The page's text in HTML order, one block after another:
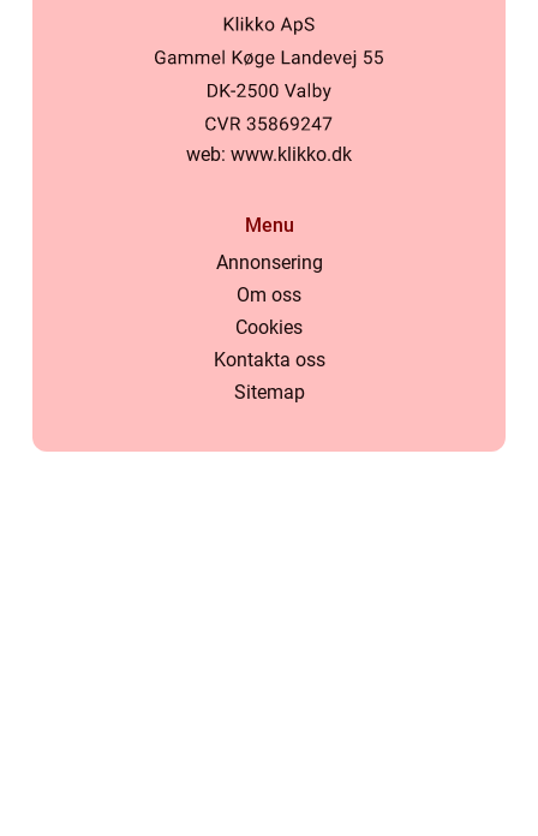
web: www.klikko.dk
Menu
Annonsering
Om oss
Cookies
Kontakta oss
Sitemap